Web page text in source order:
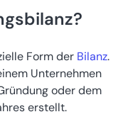
Form der Bilanz.
Unternehmen
oder dem
erstellt.